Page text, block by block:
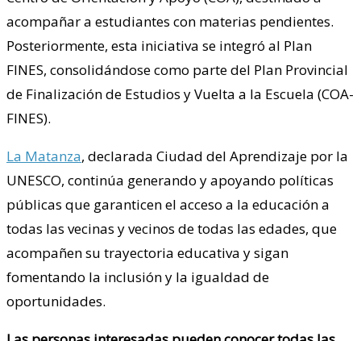
acompañar a estudiantes con materias pendientes.
Posteriormente, esta iniciativa se integró al Plan
FINES, consolidándose como parte del Plan Provincial
de Finalización de Estudios y Vuelta a la Escuela (COA-
FINES).
La Matanza, declarada Ciudad del Aprendizaje por la
UNESCO, continúa generando y apoyando políticas
públicas que garanticen el acceso a la educación a
todas las vecinas y vecinos de todas las edades, que
acompañen su trayectoria educativa y sigan
fomentando la inclusión y la igualdad de
oportunidades.